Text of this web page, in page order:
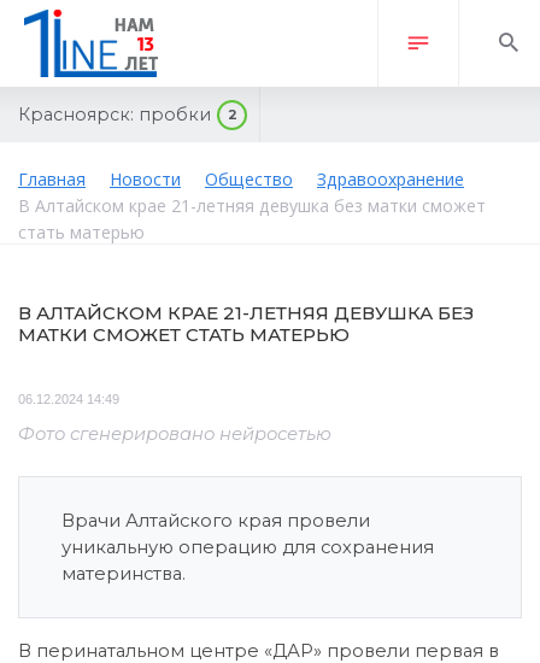
Красноярск: пробки 2
Главная Новости Общество
Здравоохранение
В Алтайском крае 21-летняя девушка без матки сможет
стать матерью
В АЛТАЙСКОМ КРАЕ 21-ЛЕТНЯЯ ДЕВУШКА БЕЗ
МАТКИ СМОЖЕТ СТАТЬ МАТЕРЬЮ
06.12.2024 14:49
Фото сгенерировано нейросетью
Врачи Алтайского края провели
уникальную операцию для сохранения
материнства.
В перинатальном центре «ДАР» провели первая в